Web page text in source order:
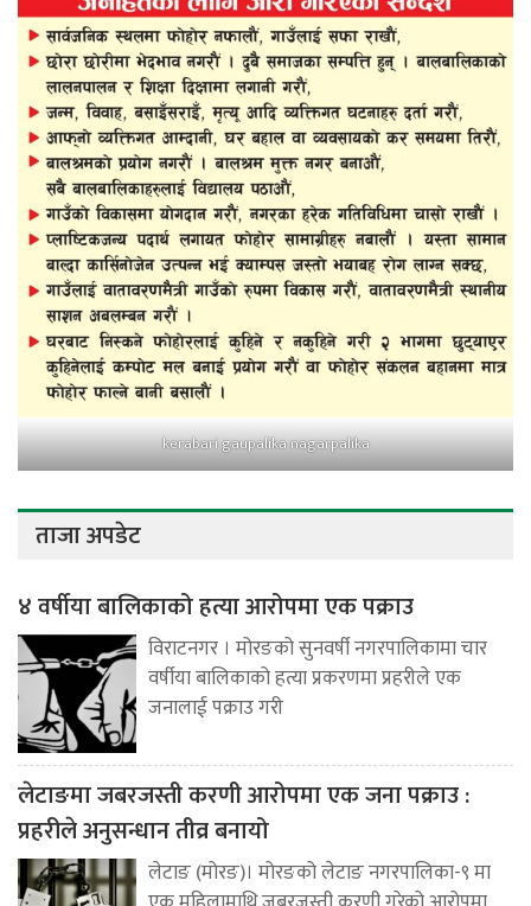
kerabari gaupalika nagarpalika
ताजा अपडेट
४ वर्षीया बालिकाको हत्या आरोपमा एक पक्राउ
विराटनगर । मोरङको सुनवर्षी नगरपालिकामा चार
वर्षीया बालिकाको हत्या प्रकरणमा प्रहरीले एक
जनालाई पक्राउ गरी
लेटाङमा जबरजस्ती करणी आरोपमा एक जना पक्राउ :
प्रहरीले अनुसन्धान तीव्र बनायो
लेटाङ (मोरङ)। मोरङको लेटाङ नगरपालिका-९ मा